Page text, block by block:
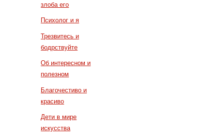
злоба его
Психолог и я
Трезвитесь и
бодрствуйте
Об интересном и
полезном
Благочестиво и
красиво
Дети в мире
искусства